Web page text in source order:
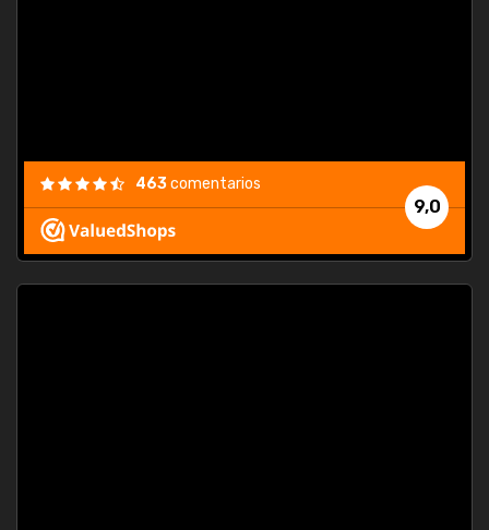
9,0
463comentarios